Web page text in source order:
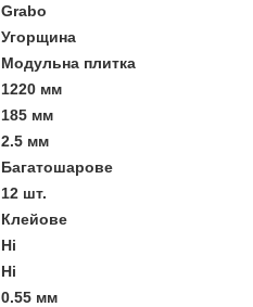
Grabo
Угорщина
Модульна плитка
1220 мм
185 мм
2.5 мм
Багатошарове
12 шт.
Клейове
Ні
Ні
0.55 мм